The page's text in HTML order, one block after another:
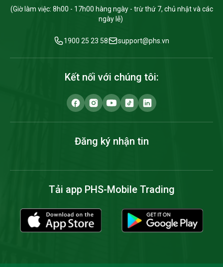
(Giờ làm việc: 8h00 - 17h00 hàng ngày - trừ thứ 7, chủ nhật và các
ngày lễ)
1900 25 23 58 support@phs.vn
Kết nối với chúng tôi:
Đăng ký nhận tin
Tải app PHS-Mobile Trading